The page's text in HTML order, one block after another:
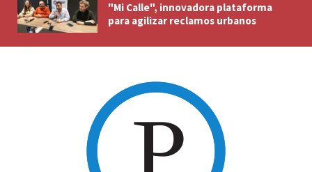
"Mi Calle", innovadora plataforma
para agilizar reclamos urbanos